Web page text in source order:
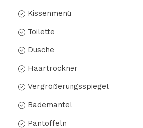
Kissenmenü
Toilette
Dusche
Haartrockner
Vergrößerungsspiegel
Bademantel
Pantoffeln